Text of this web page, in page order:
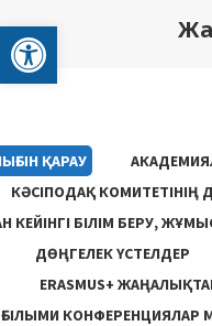
Open toolbar
ҚАРАУ
КӘСІПОДАҚ КОМИТЕТІНІҢ
КЕЙІНГІ БІЛІМ БЕРУ,
ДӨҢГЕЛЕК ҮСТЕЛДЕР
ERASMUS+
ҒЫЛЫМИ КОНФЕРЕНЦИЯЛАР